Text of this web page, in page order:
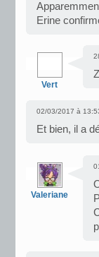
Erine
Vert
02/03/2017 à
Et bien, il a
Valeriane